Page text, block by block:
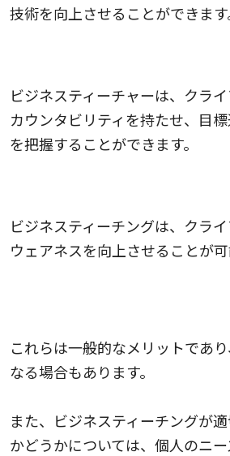
技術を向上させることができます
ビジネスティーチャーは、クラ
カウンタビリティを持たせ、目
を把握することができます。
ビジネスティーチングは、クラ
ウェアネスを向上させることが可
これらは一般的なメリットであ
なる場合もあります。
また、ビジネスティーチングが
かどうかについては、個人のニ